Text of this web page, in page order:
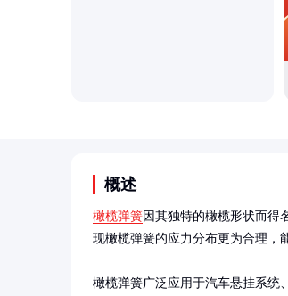
概述
橄榄弹簧因其独特的橄榄形状而得
现橄榄弹簧的应力分布更为合理，
橄榄弹簧广泛应用于汽车悬挂系统